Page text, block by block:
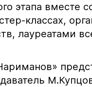
этапа вместе
классах,
лауреатами